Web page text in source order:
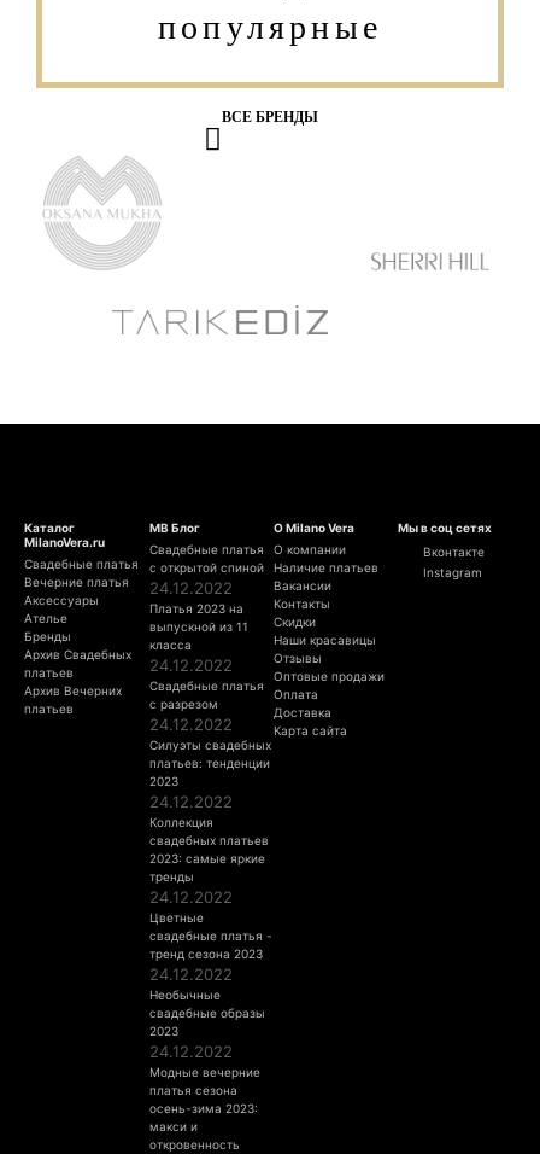
популярные
ВСЕ БРЕНДЫ
Каталог
MilanoVera.ru
Свадебные платья
Вечерние платья
Аксессуары
Ателье
Бренды
Архив Свадебных
платьев
Архив Вечерних
платьев
МВ Блог
Свадебные платья
с открытой спиной
24.12.2022
Платья 2023 на
выпускной из 11
класса
24.12.2022
Свадебные платья
с разрезом
24.12.2022
Силуэты свадебных
платьев: тенденции
2023
24.12.2022
Коллекция
свадебных платьев
2023: самые яркие
тренды
24.12.2022
Цветные
свадебные платья -
тренд сезона 2023
24.12.2022
Необычные
свадебные образы
2023
24.12.2022
Модные вечерние
платья сезона
осень-зима 2023:
макси и
откровенность
О Milano Vera
О компании
Наличие платьев
Вакансии
Контакты
Скидки
Наши красавицы
Отзывы
Оптовые продажи
Оплата
Доставка
Карта сайта
Мы в соц сетях
Вконтакте
Instagram